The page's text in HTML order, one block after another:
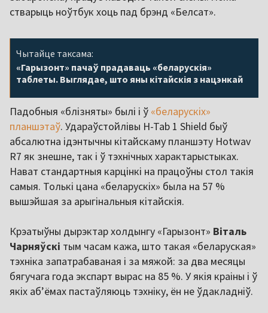
стварыць ноўтбук хоць пад брэнд «Белсат».
Чытайце таксама:
«Гарызонт» пачаў прадаваць «беларускія»
таблеты. Выглядае, што яны кітайскія з нацэнкай
Падобныя «блізняты» былі і ў «беларускіх»
планшэтаў. Удараўстойлівы H-Tab 1 Shield быў
абсалютна ідэнтычны кітайскаму планшэту Hotwav
R7 як знешне, так і ў тэхнічных характарыстыках.
Нават стандартныя карцінкі на працоўны стол такія
самыя. Толькі цана «беларускіх» была на 57 %
вышэйшая за арыгінальныя кітайскія.
Крэатыўны дырэктар холдынгу «Гарызонт» Віталь
Чарняўскі тым часам кажа, што такая «беларуская»
тэхніка запатрабаваная і за мяжой: за два месяцы
бягучага года экспарт вырас на 85 %. У якія краіны і ў
якіх аб’ёмах пастаўляюць тэхніку, ён не ўдакладніў.